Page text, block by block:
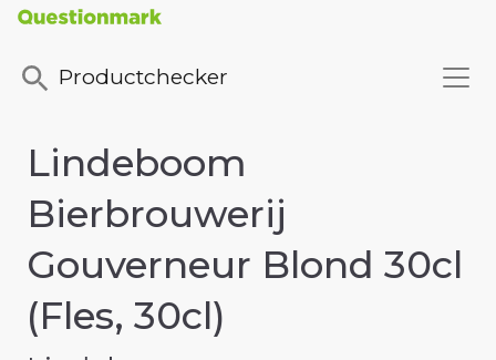
Productchecker
Lindeboom
Bierbrouwerij
Gouverneur Blond 30cl
(Fles, 30cl)